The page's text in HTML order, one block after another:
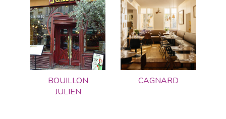
BOUILLON
JULIEN
CAGNARD